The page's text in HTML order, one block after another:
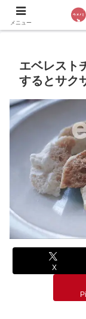
犬の手作りご飯
エベレスト
するとサク
X
メニュー